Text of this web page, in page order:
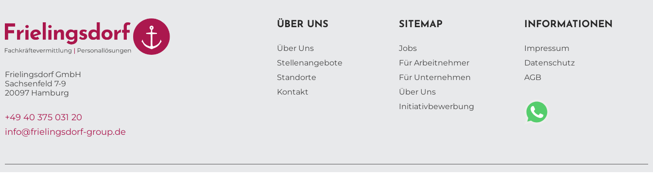
Frielingsdorf GmbH
Sachsenfeld 7-9
20097 Hamburg
+49 40 375 031 20
info@frielingsdorf-group.de
ÜBER UNS
Über Uns
Stellenangebote
Standorte
Kontakt
SITEMAP
Jobs
Für Arbeitnehmer
Für Unternehmen
Über Uns
Initiativbewerbung
INFORMATIONEN
Impressum
Datenschutz
AGB